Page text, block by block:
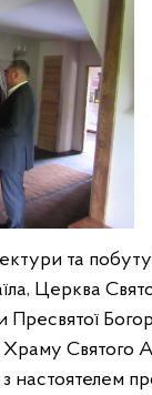
та побуту
Церква
Святого
настоятелем